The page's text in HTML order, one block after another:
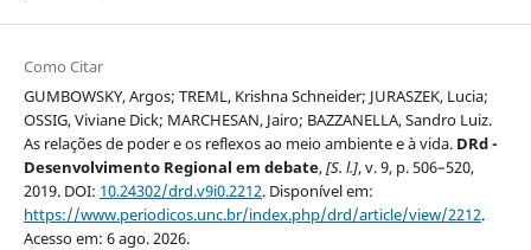
Como Citar
GUMBOWSKY, Argos; TREML, Krishna Schneider; JURASZEK, Lucia;
OSSIG, Viviane Dick; MARCHESAN, Jairo; BAZZANELLA, Sandro Luiz.
As relações de poder e os reflexos ao meio ambiente e à vida. DRd -
Desenvolvimento Regional em debate,[S. l.], v. 9, p. 506–520,
2019. DOI: 10.24302/drd.v9i0.2212. Disponível em:
https://www.periodicos.unc.br/index.php/drd/article/view/2212.
Acesso em: 6 ago. 2026.